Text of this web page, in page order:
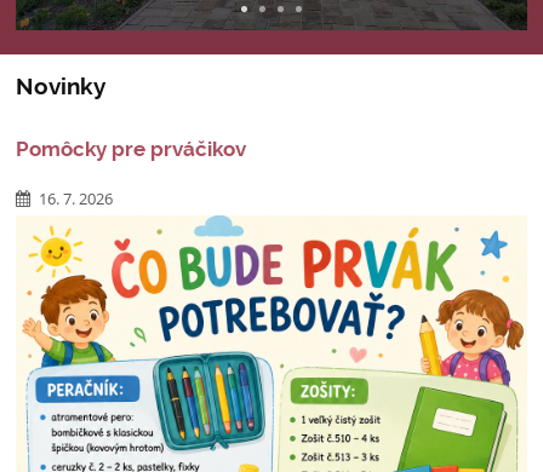
Novinky
Pomôcky pre prváčikov
16. 7. 2026